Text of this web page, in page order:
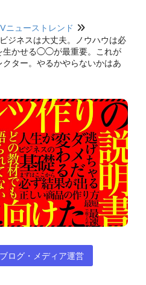
ニューストレンド
ジネスは大丈夫。ノウハウは必
生かせる◯◯が最重要。これが
ター。やるかやらないかはあ
ブログ・メディア運営